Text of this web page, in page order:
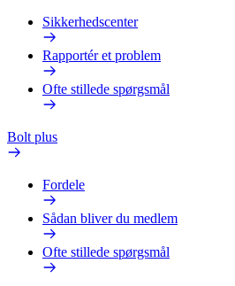
Sikkerhedscenter
Rapportér et problem
Ofte stillede spørgsmål
Bolt plus
Fordele
Sådan bliver du medlem
Ofte stillede spørgsmål